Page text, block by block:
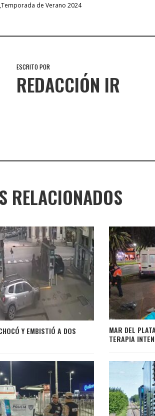
Temporada de Verano 2024
ESCRITO POR
REDACCIÓN IR
RELACIONADOS
Y EMBISTIÓ A DOS
MAR DEL
TERAPIA